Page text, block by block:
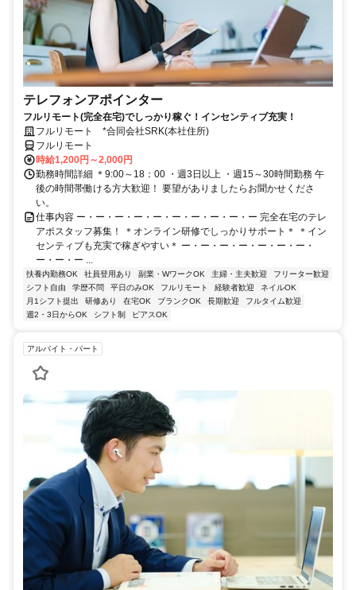
テレフォンアポインター
フルリモート(完全在宅)でしっかり稼ぐ！インセンティブ充実！
フルリモート *合同会社SRK(本社住所)
フルリモート
時給1,200円～2,000円
勤務時間詳細 ＊9:00～18：00 ・週3日以上 ・週15～30時間勤務 午
後の時間帯働ける方大歓迎！ 要望がありましたらお聞かせくださ
い。
仕事内容 ー・ー・ー・ー・ー・ー・ー・ー・ー・ー 完全在宅のテレ
アポスタッフ募集！ ＊オンライン研修でしっかりサポート＊ ＊イン
センティブも充実で稼ぎやすい＊ ー・ー・ー・ー・ー・ー・ー・
ー・ー・ー ...
扶養内勤務OK 社員登用あり 副業・WワークOK 主婦・主夫歓迎
フリーター歓迎
シフト自由
学歴不問 平日のみOK フルリモート 経験者歓迎
ネイルOK
月1シフト提出
研修あり 在宅OK ブランクOK 長期歓迎
フルタイム歓迎
週2・3日からOK
シフト制 ピアスOK
アルバイト・パート